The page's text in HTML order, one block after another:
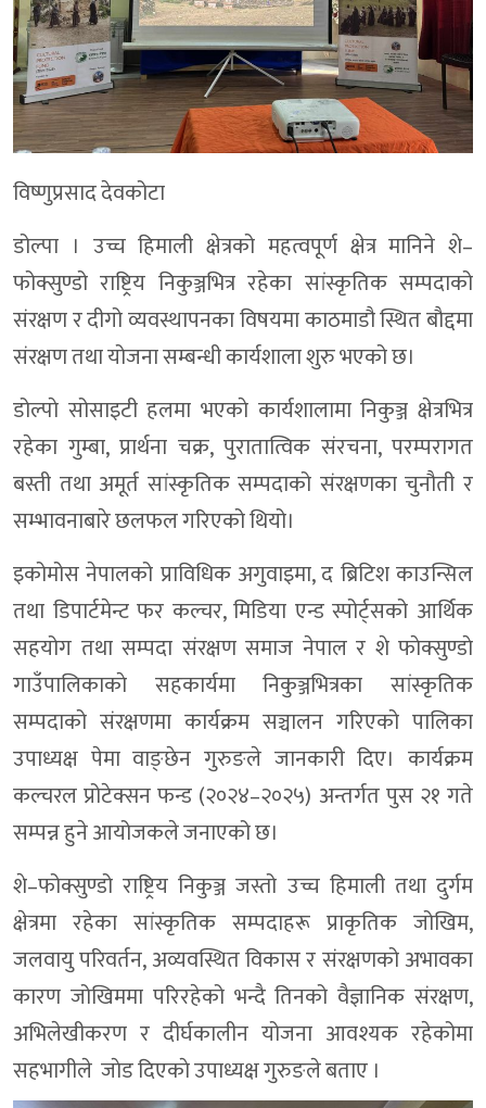
विष्णुप्रसाद देवकोटा
डोल्पा । उच्च हिमाली क्षेत्रको महत्वपूर्ण क्षेत्र मानिने शे–
फोक्सुण्डो राष्ट्रिय निकुञ्जभित्र रहेका सांस्कृतिक सम्पदाको
संरक्षण र दीगो व्यवस्थापनका विषयमा काठमाडौ स्थित बाैद्दमा
संरक्षण तथा योजना सम्बन्धी कार्यशाला शुरु भएको छ।
डोल्पाे सोसाइटी हलमा भएकाे कार्यशालामा निकुञ्ज क्षेत्रभित्र
रहेका गुम्बा, प्रार्थना चक्र, पुरातात्विक संरचना, परम्परागत
बस्ती तथा अमूर्त सांस्कृतिक सम्पदाको संरक्षणका चुनौती र
सम्भावनाबारे छलफल गरिएको थियो।
इकोमोस नेपालको प्राविधिक अगुवाइमा, द ब्रिटिश काउन्सिल
तथा डिपार्टमेन्ट फर कल्चर, मिडिया एन्ड स्पोर्ट्सको आर्थिक
सहयोग तथा सम्पदा संरक्षण समाज नेपाल र शे फाेक्सुण्डाे
गाउँपालिकाकाे सहकार्यमा निकुञ्जभित्रका सांस्कृतिक
सम्पदाको संरक्षणमा कार्यक्रम सञ्चालन गरिएको पालिका
उपाध्यक्ष पेमा वाङ्छेन गुरुङले जानकारी दिए। कार्यक्रम
कल्चरल प्रोटेक्सन फन्ड (२०२४–२०२५) अन्तर्गत पुस २१ गते
सम्पन्न हुने आयोजकले जनाएको छ।
शे–फोक्सुण्डो राष्ट्रिय निकुञ्ज जस्तो उच्च हिमाली तथा दुर्गम
क्षेत्रमा रहेका सांस्कृतिक सम्पदाहरू प्राकृतिक जोखिम,
जलवायु परिवर्तन, अव्यवस्थित विकास र संरक्षणको अभावका
कारण जोखिममा परिरहेको भन्दै तिनको वैज्ञानिक संरक्षण,
अभिलेखीकरण र दीर्घकालीन योजना आवश्यक रहेकोमा
सहभागीले जाेड दिएकाे उपाध्यक्ष गुरुङले बताए ।